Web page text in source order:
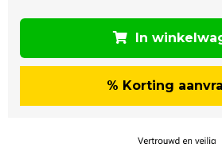
In
% Korting